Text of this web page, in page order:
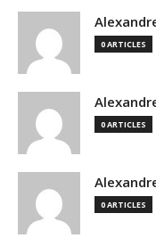
0 ARTICLES
0 ARTICLES
0 ARTICLES